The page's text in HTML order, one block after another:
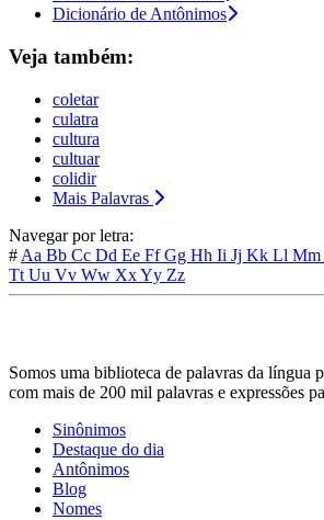
Dicionário de Antônimos
Veja também:
coletar
culatra
cultura
cultuar
colidir
Mais Palavras
Navegar por letra:
# Aa Bb Cc Dd Ee FfGg Hh Ii Jj Kk Ll Mm
Tt Uu Vv Ww XxYy Zz
Somos uma biblioteca de palavras da língua
com mais de 200 mil palavras e expressões
Sinônimos
Destaque do dia
Antônimos
Blog
Nomes